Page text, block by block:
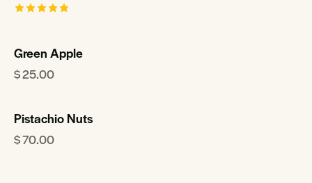
out of 5
Green Apple
$25.00
Pistachio Nuts
$70.00